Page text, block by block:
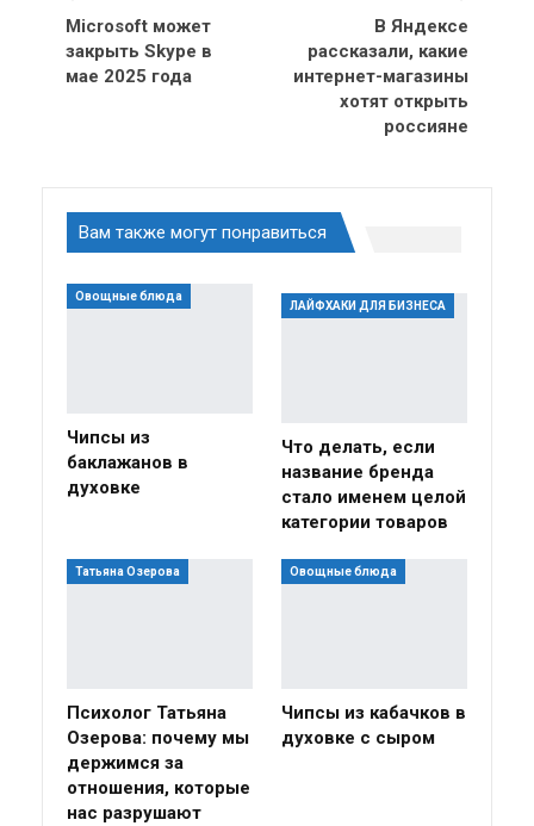
Microsoft может
закрыть Skype в
мае 2025 года
В Яндексе
рассказали, какие
интернет-магазины
хотят открыть
россияне
Вам также могут понравиться
Овощные блюда
Чипсы из
баклажанов в
духовке
ЛАЙФХАКИ ДЛЯ БИЗНЕСА
Что делать, если
название бренда
стало именем целой
категории товаров
Татьяна Озерова
Психолог Татьяна
Озерова: почему мы
держимся за
отношения, которые
нас разрушают
Овощные блюда
Чипсы из кабачков в
духовке с сыром